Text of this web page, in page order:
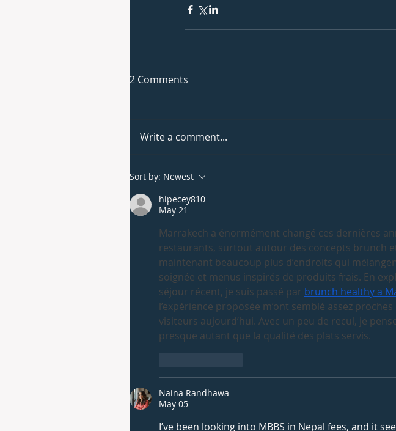
2 Comments
Write a comment...
Sort by: Newest
hipecey810
May 21
Marrakech a énormément changé ces dernières
restaurants, surtout autour des concepts brunch
maintenant beaucoup plus d’endroits qui
soignée et menus inspirés de produits frais. En
séjour récent, je suis passé par brunch healthy a
l’expérience proposée m’ont semblé assez
visiteurs aujourd’hui. Avec un peu de recul, je
presque autant que la qualité des plats servis.
Naina Randhawa
May 05
I’ve been looking into MBBS in Nepal fees, and it